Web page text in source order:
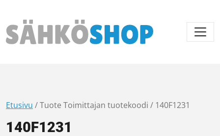
Päävalikko
Etusivu / Tuote Toimittajan tuotekoodi / 140F1231
140F1231